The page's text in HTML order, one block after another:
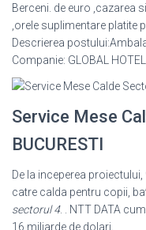
Berceni. de euro ,cazarea
,orele suplimentare platite
Descrierea
Сompanie: GLOBAL HOTEL
Service Mese
BUCURESTI
De la inceperea proiectului,
catre calda pentru copii,
sectorul 4. . NTT DATA
16 miliarde de dolari.